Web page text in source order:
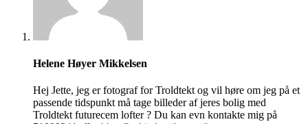
Helene Høyer Mikkelsen
Hej Jette, jeg er fotograf for Troldtekt og vil høre om jeg på et
passende tidspunkt må tage billeder af jeres bolig med
Troldtekt futurecem lofter ? Du kan evn kontakte mig på